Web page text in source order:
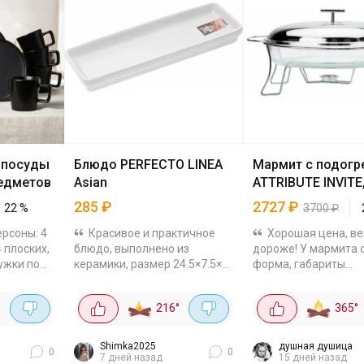
22 %
4
плоских,
по
в
0
Блюдо PERFECTO LINEA
Asian
285₽
Красивое и практичное
блюдо, выполнено из
керамики, размер 24.5×7.5×3
подачи азиатских блюд и
закусок. Можно
использовать в
микроволновой...
216°
Shimka2025
7 дней назад
0
Мармит с
ATTRIBUTE
2727₽ 3700₽
Хорошая цена,
дороже! У мармита
форма, габариты
входит
подставка с
свеча. Чаша из
жаропрочного...
365°
душная душица
15 дней назад